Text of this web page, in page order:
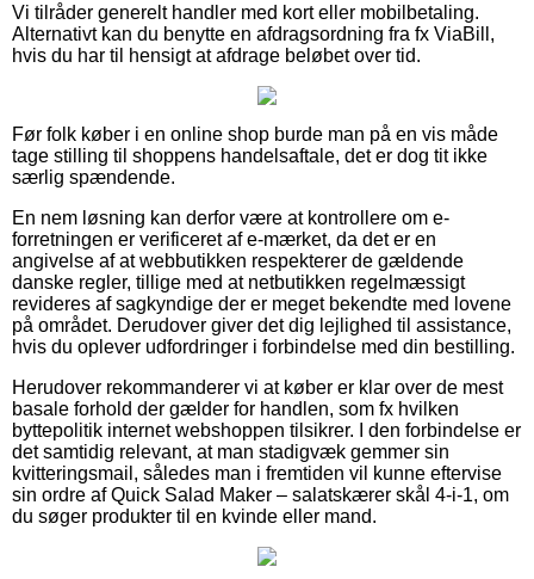
Vi tilråder generelt handler med kort eller mobilbetaling.
Alternativt kan du benytte en afdragsordning fra fx ViaBill,
hvis du har til hensigt at afdrage beløbet over tid.
Før folk køber i en online shop burde man på en vis måde
tage stilling til shoppens handelsaftale, det er dog tit ikke
særlig spændende.
En nem løsning kan derfor være at kontrollere om e-
forretningen er verificeret af e-mærket, da det er en
angivelse af at webbutikken respekterer de gældende
danske regler, tillige med at netbutikken regelmæssigt
revideres af sagkyndige der er meget bekendte med lovene
på området. Derudover giver det dig lejlighed til assistance,
hvis du oplever udfordringer i forbindelse med din bestilling.
Herudover rekommanderer vi at køber er klar over de mest
basale forhold der gælder for handlen, som fx hvilken
byttepolitik internet webshoppen tilsikrer. I den forbindelse er
det samtidig relevant, at man stadigvæk gemmer sin
kvitteringsmail, således man i fremtiden vil kunne eftervise
sin ordre af Quick Salad Maker – salatskærer skål 4-i-1, om
du søger produkter til en kvinde eller mand.